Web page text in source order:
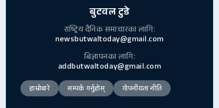
बुटवल टुडे
राष्ट्रिय दैनिक समाचारका लागि:
newsbutwaltoday@gmail.com
बिज्ञापनका लागि:
addbutwaltoday@gmail.com
हाम्रोबारे सम्पर्क गर्नुहोस् गोपनीयता नीति